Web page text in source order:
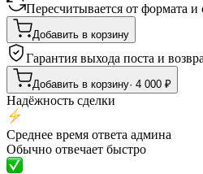
Пересчитывается от формата и
Добавить в корзину
Гарантия выхода поста и
Добавить в корзину· 4 000 ₽
Надёжность сделки
Среднее время ответа админа
Обычно отвечает быстро